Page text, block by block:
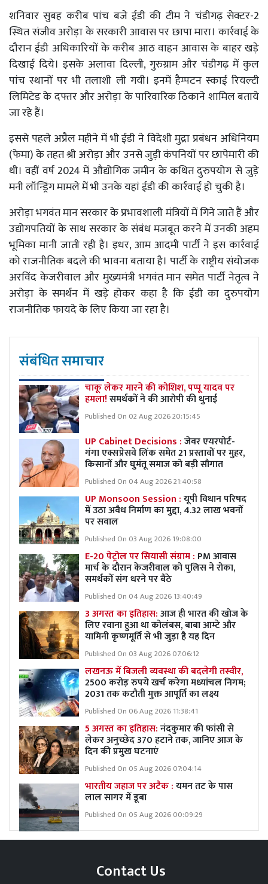
शनिवार सुबह करीब पांच बजे ईडी की टीम ने चंडीगढ़ सेक्टर-2
स्थित संजीव अरोड़ा के सरकारी आवास पर छापा मारा। कार्रवाई के
दौरान ईडी अधिकारियों के करीब आठ वाहन आवास के बाहर खड़े
दिखाई दिये। इसके अलावा दिल्ली, गुरुग्राम और चंडीगढ़ में कुल
पांच स्थानों पर भी तलाशी ली गयी। इनमें हैम्पटन स्काई रियल्टी
लिमिटेड के दफ्तर और अरोड़ा के पारिवारिक ठिकाने शामिल बताये
जा रहे हैं।
इससे पहले अप्रैल महीने में भी ईडी ने विदेशी मुद्रा प्रबंधन अधिनियम
(फेमा) के तहत श्री अरोड़ा और उनसे जुड़ी कंपनियों पर छापेमारी की
थी। वहीं वर्ष 2024 में औद्योगिक जमीन के कथित दुरुपयोग से जुड़े
मनी लॉन्ड्रिंग मामले में भी उनके यहां ईडी की कार्रवाई हो चुकी है।
अरोड़ा भगवंत मान सरकार के प्रभावशाली मंत्रियों में गिने जाते हैं और
उद्योगपतियों के साथ सरकार के संबंध मजबूत करने में उनकी अहम
भूमिका मानी जाती रही है। इधर, आम आदमी पार्टी ने इस कार्रवाई
को राजनीतिक बदले की भावना बताया है। पार्टी के राष्ट्रीय संयोजक
अरविंद केजरीवाल और मुख्यमंत्री भगवंत मान समेत पार्टी नेतृत्व ने
अरोड़ा के समर्थन में खड़े होकर कहा है कि ईडी का दुरुपयोग
राजनीतिक फायदे के लिए किया जा रहा है।
संबंधित समाचार
चाकू लेकर मारने की कोशिश, पप्पू यादव पर
हमला!समर्थकों ने की आरोपी की धुनाई
Published On 02 Aug 2026 20:15:45
UP Cabinet Decisions :जेवर एयरपोर्ट-
गंगा एक्सप्रेसवे लिंक समेत 21 प्रस्तावों पर मुहर,
किसानों और घुमंतू समाज को बड़ी सौगात
Published On 04 Aug 2026 21:40:58
UP Monsoon Session :यूपी विधान परिषद
में उठा अवैध निर्माण का मुद्दा, 4.32 लाख भवनों
पर सवाल
Published On 03 Aug 2026 19:08:00
E-20 पेट्रोल पर सियासी संग्राम : PM आवास
मार्च के दौरान केजरीवाल को पुलिस ने रोका,
समर्थकों संग धरने पर बैठे
Published On 04 Aug 2026 13:40:49
3 अगस्त का इतिहास:आज ही भारत की खोज के
लिए रवाना हुआ था कोलंबस, बाबा आम्टे और
यामिनी कृष्णमूर्ति से भी जुड़ा है यह दिन
Published On 03 Aug 2026 07:06:12
लखनऊ में बिजली व्यवस्था की बदलेगी तस्वीर,
2500 करोड़ रुपये खर्च करेगा मध्यांचल निगम;
2031 तक कटौती मुक्त आपूर्ति का लक्ष्य
Published On 06 Aug 2026 11:38:41
5 अगस्त का इतिहास:नंदकुमार की फांसी से
लेकर अनुच्छेद 370 हटाने तक, जानिए आज के
दिन की प्रमुख घटनाएं
Published On 05 Aug 2026 07:04:14
भारतीय जहाज पर अटैक :यमन तट के पास
लाल सागर में डूबा
Published On 05 Aug 2026 00:09:29
Contact Us